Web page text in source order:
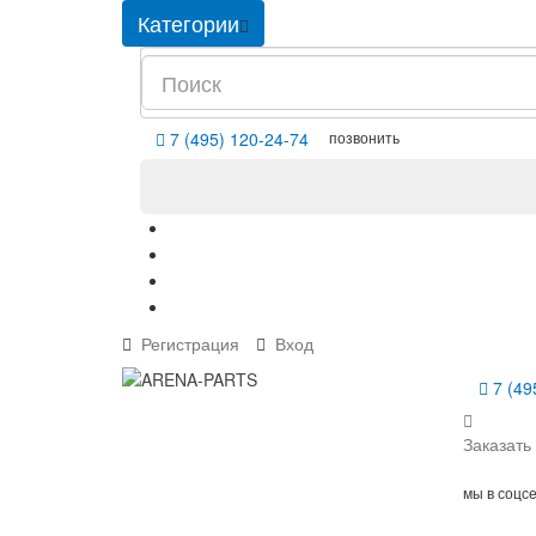
Категории
7 (495) 120-24-74 позвонить
Регистрация
Вход
7
мы в